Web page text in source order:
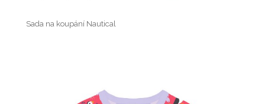
Sada na koupání Nautical